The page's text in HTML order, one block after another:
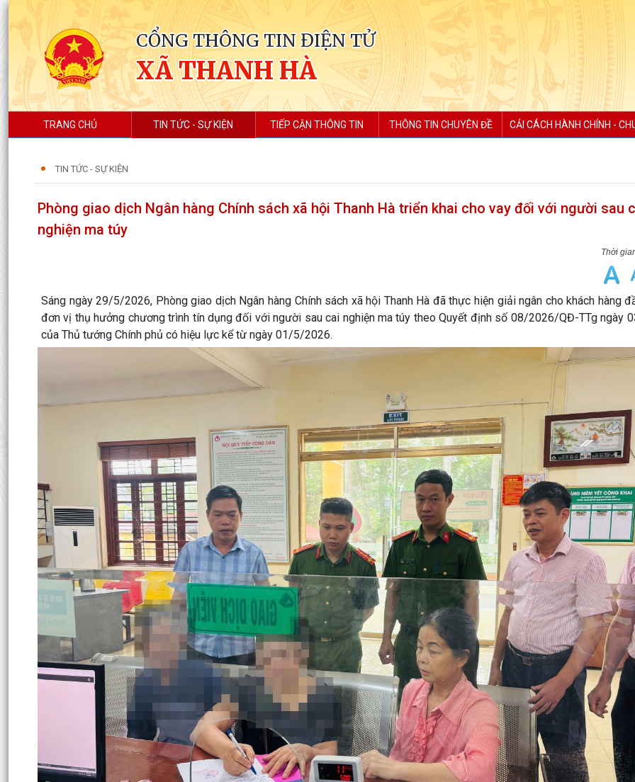
CỔNG THÔNG TIN ĐIỆN TỬ
XÃ THANH HÀ
TRANG CHỦ TIN TỨC - SỰ KIỆN TIẾP CẬN THÔNG TIN THÔNG TIN CHUYÊN ĐỀ CẢI CÁCH HÀNH CHÍNH -
TIN TỨC - SỰ KIỆN
Phòng giao dịch Ngân hàng Chính sách xã hội Thanh Hà triển khai cho vay đối với người sau
nghiện ma túy
Sáng ngày 29/5/2026, Phòng giao dịch Ngân hàng Chính sách xã hội Thanh Hà đã thực hiện giải ngân cho khách hàng
đơn vị thụ hưởng chương trình tín dụng đối với người sau cai nghiện ma túy theo Quyết định số 08/2026/QĐ-TTg ngày
của Thủ tướng Chính phủ có hiệu lực kể từ ngày 01/5/2026.